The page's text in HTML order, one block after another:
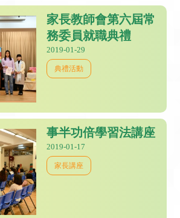
家長教師會第六屆常
務委員就職典禮
2019-01-29
典禮活動
事半功倍學習法講座
2019-01-17
家長講座